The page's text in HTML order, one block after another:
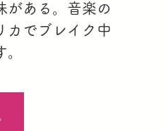
がある。音楽の
カでブレイク中